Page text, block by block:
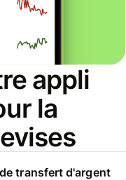
appli
la
transfert d'argent